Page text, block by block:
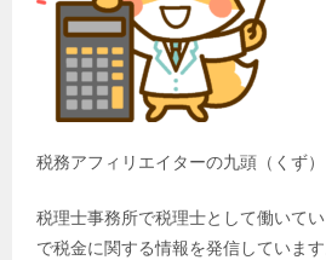
税務アフィリエイターの九頭（くず）
税理士事務所で税理士として働いて
で税金に関する情報を発信しています